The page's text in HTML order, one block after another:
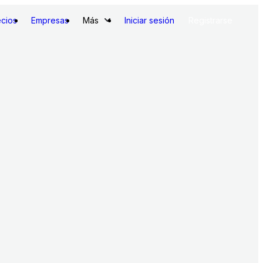
Empresas Más Iniciar sesión